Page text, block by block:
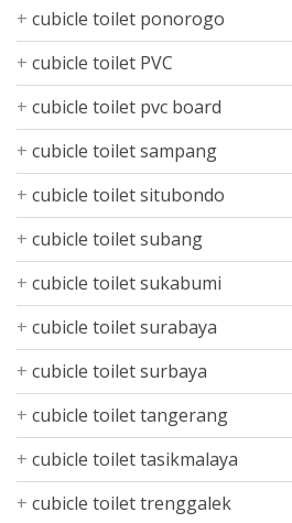
cubicle toilet ponorogo
cubicle toilet PVC
cubicle toilet pvc board
cubicle toilet sampang
cubicle toilet situbondo
cubicle toilet subang
cubicle toilet sukabumi
cubicle toilet surabaya
cubicle toilet surbaya
cubicle toilet tangerang
cubicle toilet tasikmalaya
cubicle toilet trenggalek